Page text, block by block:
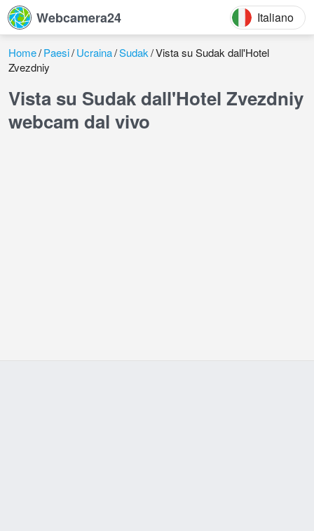
Webcamera24 Italiano
Home Paesi Ucraina Sudak Vista su Sudak dall'Hotel
Zvezdniy
Vista su Sudak dall'Hotel Zvezdniy
webcam dal vivo